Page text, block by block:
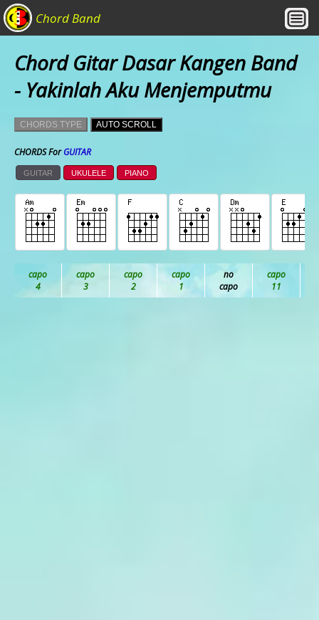
Chord Band
Chord Gitar Dasar Kangen Band
- Yakinlah Aku Menjemputmu
CHORDS TYPE AUTO SCROLL
CHORDS ForGUITAR
GUITAR UKULELE PIANO